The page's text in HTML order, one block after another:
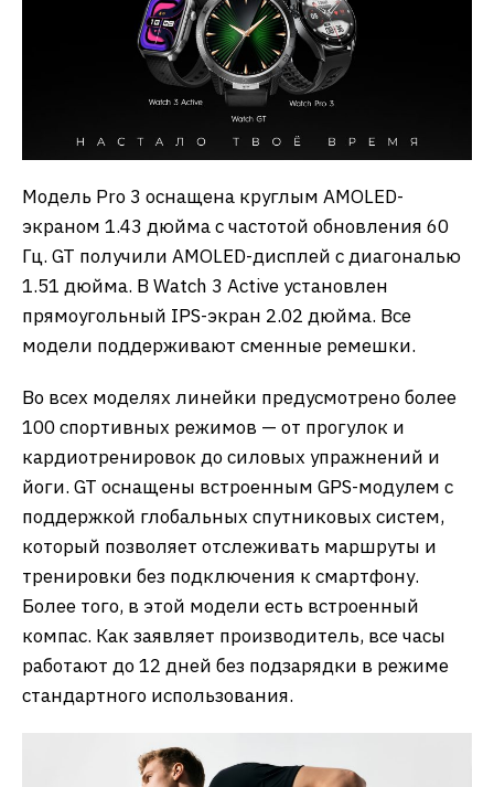
Модель Pro 3 оснащена круглым AMOLED-
экраном 1.43 дюйма с частотой обновления 60
Гц. GT получили AMOLED-дисплей с диагональю
1.51 дюйма. В Watch 3 Active установлен
прямоугольный IPS-экран 2.02 дюйма. Все
модели поддерживают сменные ремешки.
Во всех моделях линейки предусмотрено более
100 спортивных режимов — от прогулок и
кардиотренировок до силовых упражнений и
йоги. GT оснащены встроенным GPS-модулем с
поддержкой глобальных спутниковых систем,
который позволяет отслеживать маршруты и
тренировки без подключения к смартфону.
Более того, в этой модели есть встроенный
компас. Как заявляет производитель, все часы
работают до 12 дней без подзарядки в режиме
стандартного использования.